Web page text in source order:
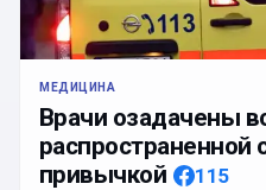
МЕДИЦИНА
Врачи озадачены
распространенной
привычкой
115